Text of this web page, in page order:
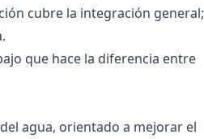
cubre la integración general;
que hace la diferencia entre
agua, orientado a mejorar el